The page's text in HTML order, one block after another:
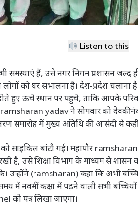
Listen to this
समस्याएं हैं, उसे नगर निगम प्रशासन जल्द
को घर संभालना है। देश-प्रदेश चलाना
हुए ऊंचे स्थान पर पहुंचे, ताकि आपके
ramsharan yadav ने सोमवार को
समारोह में मुख्य अतिथि की आसंदी से
को साइकिल बांटी गई। महापौर
है, उसे शिक्षा विभाग के माध्यम से
उन्होंने (ramsharan) कहा कि अभी
में नवमीं कक्षा में पढ़ने वाली सभी
को पत्र लिखा जाएगा।